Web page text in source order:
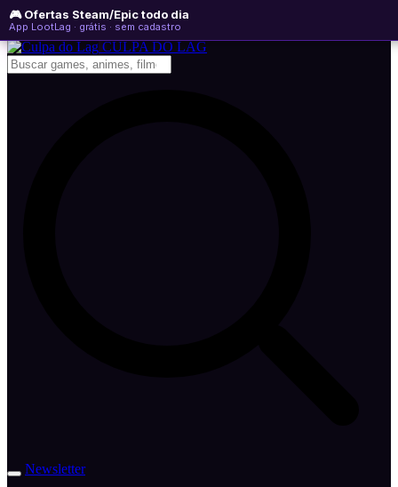
🎮 Ofertas Steam/Epic todo dia
App LootLag · grátis · sem cadastro
sexta-feira, 07 de agosto de 2026
Newsletter
CULPA DO LAG
Newsletter